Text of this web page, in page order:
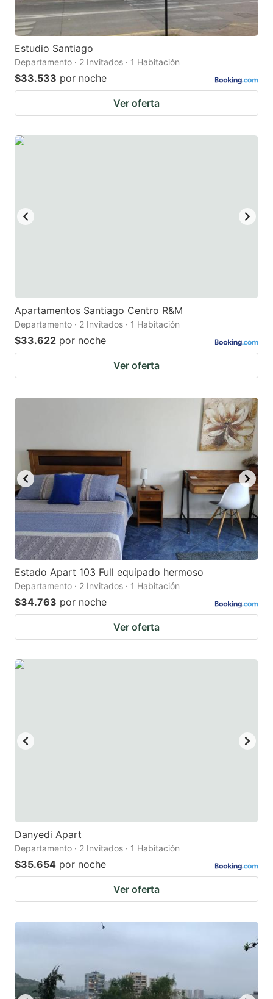
Estudio Santiago
Departamento · 2 Invitados · 1 Habitación
$33.533 por noche
Ver oferta
Apartamentos Santiago Centro R&M
Departamento · 2 Invitados · 1 Habitación
$33.622 por noche
Ver oferta
Estado Apart 103 Full equipado hermoso
Departamento · 2 Invitados · 1 Habitación
$34.763 por noche
Ver oferta
Danyedi Apart
Departamento · 2 Invitados · 1 Habitación
$35.654 por noche
Ver oferta